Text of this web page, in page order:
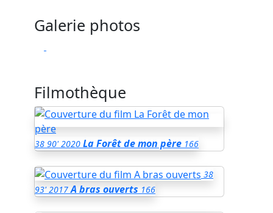
Galerie photos
Filmothèque
38 90' 2020 La Forêt de mon père 166
38
93' 2017 A bras ouverts 166